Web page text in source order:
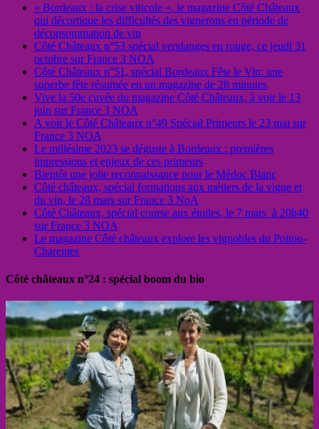
« Bordeaux : la crise viticole », le magazine Côté Châteaux
qui décortique les difficultés des vignerons en période de
déconsommation de vin
Côté Châteaux n°53 spécial vendanges en rouge, ce jeudi 31
octobre sur France 3 NOA
Côté Châteaux n°51, spécial Bordeaux Fête le Vin: une
superbe fête résumée en un magazine de 28 minutes
Vive la 50e cuvée du magazine Côté Châteaux, à voir le 13
juin sur France 3 NOA
A voir le Côté Châteaux n°49 Spécial Primeurs le 23 mai sur
France 3 NOA
Le millésime 2023 se déguste à Bordeaux : premières
impressions et enjeux de ces primeurs
Bientôt une jolie reconnaissance pour le Médoc Blanc
Côté châteaux, spécial formations aux métiers de la vigne et
du vin, le 28 mars sur France 3 NoA
Côté Châteaux, spécial course aux étoiles, le 7 mars à 20h40
sur France 3 NOA
Le magazine Côté châteaux explore les vignobles du Poitou-
Charentes
Côté châteaux n°24 : spécial boom du bio